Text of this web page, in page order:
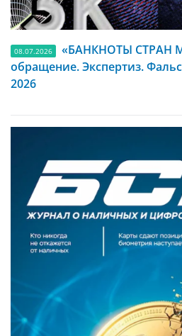
08.07.2026
«БАНКНОТЫ СТРАН
обращение. Экспертиз.
2026